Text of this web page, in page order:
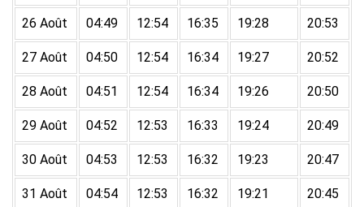
26 Août 04:49 12:54 16:35 19:28 20:53
27 Août 04:50 12:54 16:34 19:27 20:52
28 Août 04:51 12:54 16:34 19:26 20:50
29 Août 04:52 12:53 16:33 19:24 20:49
30 Août 04:53 12:53 16:32 19:23 20:47
31 Août 04:54 12:53 16:32 19:21 20:45